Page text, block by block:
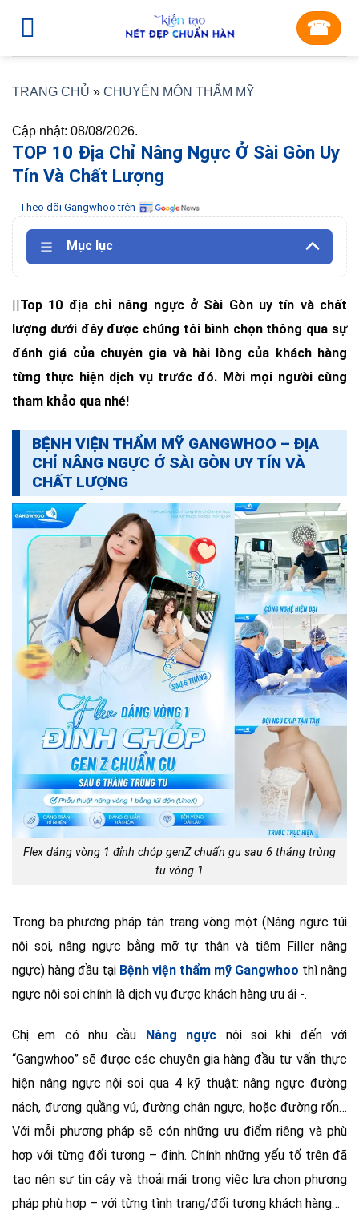
☎︎
TRANG CHỦ » CHUYÊN MÔN THẨM MỸ
Cập nhật: 08/08/2026.
TOP 10 Địa Chỉ Nâng Ngực Ở Sài Gòn Uy
Tín Và Chất Lượng
Theo dõi Gangwhoo trên
Mục lục
||Top 10 địa chỉ nâng ngực ở Sài Gòn uy tín và chất
lượng dưới đây được chúng tôi bình chọn thông qua sự
đánh giá của chuyên gia và hài lòng của khách hàng
từng thực hiện dịch vụ trước đó. Mời mọi người cùng
tham khảo qua nhé!
BỆNH VIỆN THẨM MỸ GANGWHOO – ĐỊA
CHỈ NÂNG NGỰC Ở SÀI GÒN UY TÍN VÀ
CHẤT LƯỢNG
Flex dáng vòng 1 đỉnh chóp genZ chuẩn gu sau 6 tháng trùng
tu vòng 1
Trong ba phương pháp tân trang vòng một (Nâng ngực túi
nội soi, nâng ngực bằng mỡ tự thân và tiêm Filler nâng
ngực) hàng đầu tại Bệnh viện thẩm mỹ Gangwhoo thì nâng
ngực nội soi chính là dịch vụ được khách hàng ưu ái -.
Chị em có nhu cầu Nâng ngực nội soi khi đến với
“Gangwhoo” sẽ được các chuyên gia hàng đầu tư vấn thực
hiện nâng ngực nội soi qua 4 kỹ thuật: nâng ngực đường
nách, đương quầng vú, đường chân ngực, hoặc đường rốn…
Với mỗi phương pháp sẽ cón những ưu điểm riêng và phù
hợp với từng đối tượng – định. Chính những yếu tố trên đã
tạo nên sự tin cậy và thoải mái trong việc lựa chọn phương
pháp phù hợp – với từng tình trạng/đối tượng khách hàng…